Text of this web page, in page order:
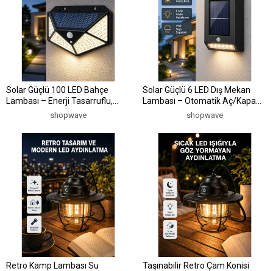
Solar Güçlü 100 LED Bahçe
Lambası – Enerji Tasarruflu,
Suya Dayanıklı ve Geniş Açılı Işık
shopwave
Solar Güçlü 6 LED Dış Mekan
Lambası – Otomatik Aç/Kapa
Işık Sensörlü Aydınlatma
shopwave
Retro Kamp Lambası Su
Taşınabilir Retro Çam Konisi